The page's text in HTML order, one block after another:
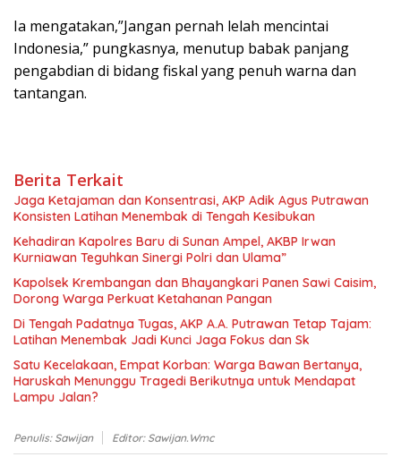
‎Ia mengatakan,”Jangan pernah lelah mencintai
Indonesia,” pungkasnya, menutup babak panjang
pengabdian di bidang fiskal yang penuh warna dan
tantangan.
Berita Terkait
Jaga Ketajaman dan Konsentrasi, AKP Adik Agus Putrawan
Konsisten Latihan Menembak di Tengah Kesibukan
Kehadiran Kapolres Baru di Sunan Ampel, AKBP Irwan
Kurniawan Teguhkan Sinergi Polri dan Ulama”
Kapolsek Krembangan dan Bhayangkari Panen Sawi Caisim,
Dorong Warga Perkuat Ketahanan Pangan
Di Tengah Padatnya Tugas, AKP A.A. Putrawan Tetap Tajam:
Latihan Menembak Jadi Kunci Jaga Fokus dan Sk
Satu Kecelakaan, Empat Korban: Warga Bawan Bertanya,
Haruskah Menunggu Tragedi Berikutnya untuk Mendapat
Lampu Jalan?
Penulis: Sawijan Editor: Sawijan.wmc